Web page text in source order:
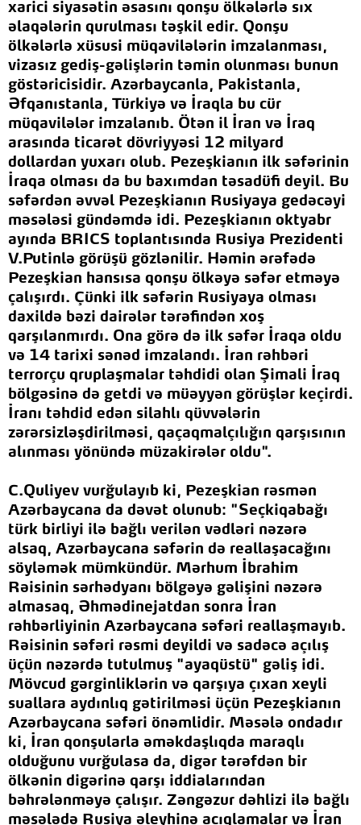
xarici siyasətin əsasını qonşu ölkələrlə sıx
əlaqələrin qurulması təşkil edir. Qonşu
ölkələrlə xüsusi müqavilələrin imzalanması,
vizasız gediş-gəlişlərin təmin olunması bunun
göstəricisidir. Azərbaycanla, Pakistanla,
Əfqanıstanla, Türkiyə və İraqla bu cür
müqavilələr imzalanıb. Ötən il İran və İraq
arasında ticarət dövriyyəsi 12 milyard
dollardan yuxarı olub. Pezeşkianın ilk səfərinin
İraqa olması da bu baxımdan təsadüfi deyil. Bu
səfərdən əvvəl Pezeşkianın Rusiyaya gedəcəyi
məsələsi gündəmdə idi. Pezeşkianın oktyabr
ayında BRICS toplantısında Rusiya Prezidenti
V.Putinlə görüşü gözlənilir. Həmin ərəfədə
Pezeşkian hansısa qonşu ölkəyə səfər etməyə
çalışırdı. Çünki ilk səfərin Rusiyaya olması
daxildə bəzi dairələr tərəfindən xoş
qarşılanmırdı. Ona görə də ilk səfər İraqa oldu
və 14 tarixi sənəd imzalandı. İran rəhbəri
terrorçu qruplaşmalar təhdidi olan Şimali İraq
bölgəsinə də getdi və müəyyən görüşlər keçirdi.
İranı təhdid edən silahlı qüvvələrin
zərərsizləşdirilməsi, qaçaqmalçılığın qarşısının
alınması yönündə müzakirələr oldu".
C.Quliyev vurğulayıb ki, Pezeşkian rəsmən
Azərbaycana da dəvət olunub: "Seçkiqabağı
türk birliyi ilə bağlı verilən vədləri nəzərə
alsaq, Azərbaycana səfərin də reallaşacağını
söyləmək mümkündür. Mərhum İbrahim
Rəisinin sərhədyanı bölgəyə gəlişini nəzərə
almasaq, Əhmədinejatdan sonra İran
rəhbərliyinin Azərbaycana səfəri reallaşmayıb.
Rəisinin səfəri rəsmi deyildi və sadəcə açılış
üçün nəzərdə tutulmuş "ayaqüstü" gəliş idi.
Mövcud gərginliklərin və qarşıya çıxan xeyli
suallara aydınlıq gətirilməsi üçün Pezeşkianın
Azərbaycana səfəri önəmlidir. Məsələ ondadır
ki, İran qonşularla əməkdaşlıqda maraqlı
olduğunu vurğulasa da, digər tərəfdən bir
ölkənin digərinə qarşı iddialarından
bəhrələnməyə çalışır. Zəngəzur dəhlizi ilə bağlı
məsələdə Rusiya əleyhinə açıqlamalar və İran